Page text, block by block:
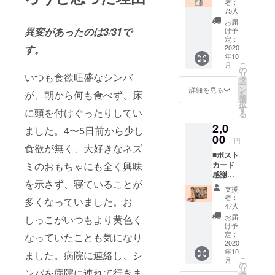
異変があったのは3/31で
す。
いつも食欲旺盛なシンバ
が、朝から何も食べず、床
に頭を付けぐったりしてい
ました。4〜5日前から少し
食欲が無く、大好きなネズ
ミのおもちゃにも全く興味
を示さず、寝ていることが
多くなっていました。お
しっこがいつもより黄色く
なっていたことも気になり
ました。病院に連絡し、シ
待受画
像デー
タをお
送りさ
せてい
ただき
ます。
・待受
画像
データ1
点 ※
でお送
りさせ
ていた
だきま
す。 ※
送付以
外の目
的で使
用する
ことは
ありま
せん。
75人
お届
け予
定：
2020
年10
月
詳細を見る
こ
の
リ
タ
ー
ン
を
選
択
す
る
2,0
00 円
■ポスト
カード
感謝の
気持ち
を込め
て、ポ
スト
カード
をお送
りさせ
ていた
だきま
す。 ・
支援
者：
47人
お届
け予
定：
2020
年10
月
こ
の
リ